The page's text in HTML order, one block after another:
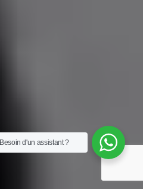
Besoin d'un assistant ?